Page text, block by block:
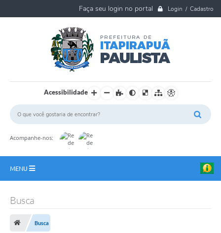
Login / Cadastro
Acessibilidade
Acompanhe-nos:
MENU
Ouvidoria
Busca
Busca